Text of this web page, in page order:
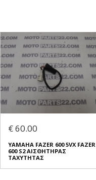
€ 60.00
YAMAHA FAZER 600 5VX FAZER
600 S2 ΑΙΣΘΗΤΗΡΑΣ
ΤΑΧΥΤΗΤΑΣ